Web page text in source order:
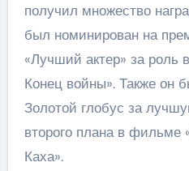
получил множество
был номинирован на
«Лучший актер» за роль
Конец войны». Также он
Золотой глобус за
второго плана в фильме
Каха».